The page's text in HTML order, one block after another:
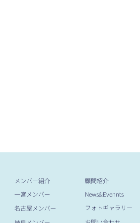
メンバー紹介
一宮メンバー
名古屋メンバー
​顧問紹介
News&Evennts
フォトギャラリー